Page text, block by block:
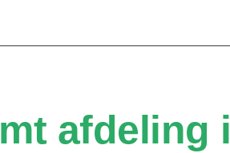
afdeling i